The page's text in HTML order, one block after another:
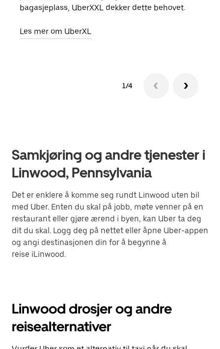
bagasjeplass, UberXXL dekker dette behovet.
Les mer om UberXL
1/4
Samkjøring og andre tjenester i
Linwood, Pennsylvania
Det er enklere å komme seg rundt Linwood uten bil
med Uber. Enten du skal på jobb, møte venner på en
restaurant eller gjøre ærend i byen, kan Uber ta deg
dit du skal. Logg deg på nettet eller åpne Uber-appen
og angi destinasjonen din for å begynne å
reise iLinwood.
Linwood drosjer og andre
reisealternativer